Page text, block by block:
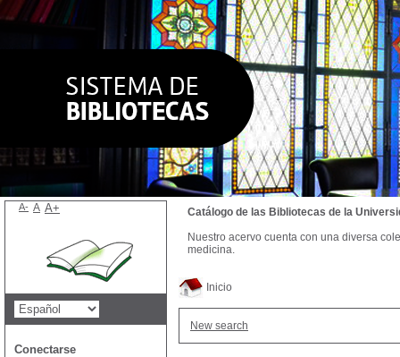
Inicio
New search
Catálogo de las Bibliotecas de la
Nuestro acervo cuenta con una diversa
medicina.
A- A A+
Conectarse